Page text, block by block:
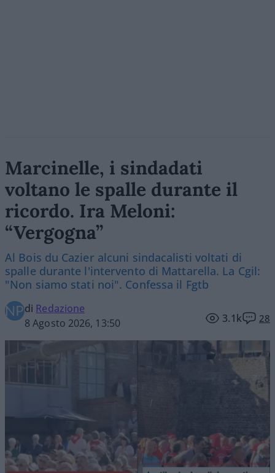
Marcinelle, i sindadati
voltano le spalle durante il
ricordo. Ira Meloni:
“Vergogna”
Al Bois du Cazier alcuni sindacalisti voltati di
spalle durante l'intervento di Mattarella. La Cgil:
"Non siamo stati noi". Confessa il Fgtb
di Redazione
8 Agosto 2026, 13:50
3.1k 28